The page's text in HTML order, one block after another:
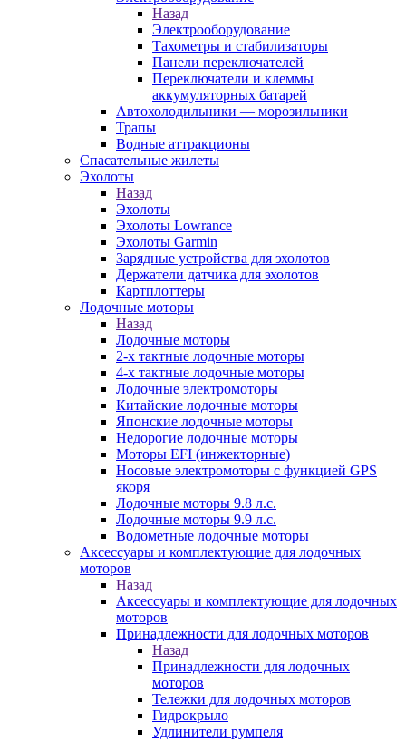
Назад
Электрооборудование
Тахометры и стабилизаторы
Панели переключателей
Переключатели и клеммы
аккумуляторных батарей
Автохолодильники — морозильники
Трапы
Водные аттракционы
Спасательные жилеты
Эхолоты
Назад
Эхолоты
Эхолоты Lowrance
Эхолоты Garmin
Зарядные устройства для эхолотов
Держатели датчика для эхолотов
Картплоттеры
Лодочные моторы
Назад
Лодочные моторы
2-х тактные лодочные моторы
4-х тактные лодочные моторы
Лодочные электромоторы
Китайские лодочные моторы
Японские лодочные моторы
Недорогие лодочные моторы
Моторы EFI (инжекторные)
Носовые электромоторы с функцией GPS
якоря
Лодочные моторы 9.8 л.с.
Лодочные моторы 9.9 л.с.
Водометные лодочные моторы
Аксессуары и комплектующие для лодочных
моторов
Назад
Аксессуары и комплектующие для лодочных
моторов
Принадлежности для лодочных моторов
Назад
Принадлежности для лодочных
моторов
Тележки для лодочных моторов
Гидрокрыло
Удлинители румпеля